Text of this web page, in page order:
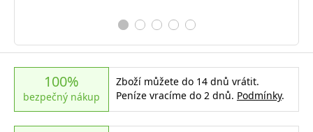
100%
bezpečný nákup
Zboží můžete do 14 dnů vrátit.
Peníze vracíme do 2 dnů. Podmínky.